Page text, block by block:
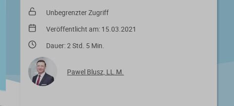
Unbegrenzter Zugriff
Veröffentlicht am: 15.03.2021
Dauer: 2 Std. 5 Min.
Pawel Blusz, LL.M.